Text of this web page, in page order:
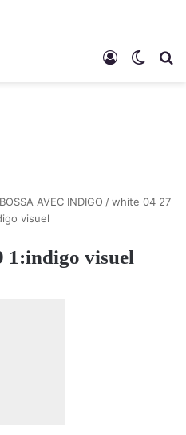
Connexion
AVEC INDIGO / white 04 27
visuel
1:indigo visuel